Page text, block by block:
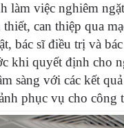
làm việc nghiêm
can thiệp qua
bác sĩ điều trị và
khi quyết định cho
sàng với các kết
phục vụ cho công